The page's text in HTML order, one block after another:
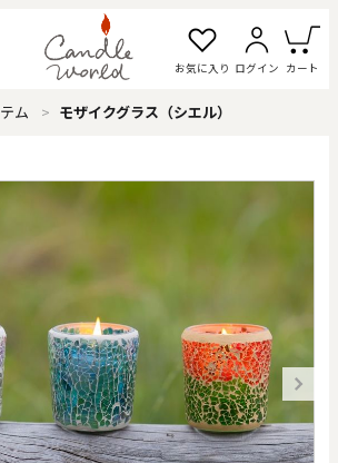
お気に入り ログイン カート
会員登録
覧
ム モザイクグラス（シエル）